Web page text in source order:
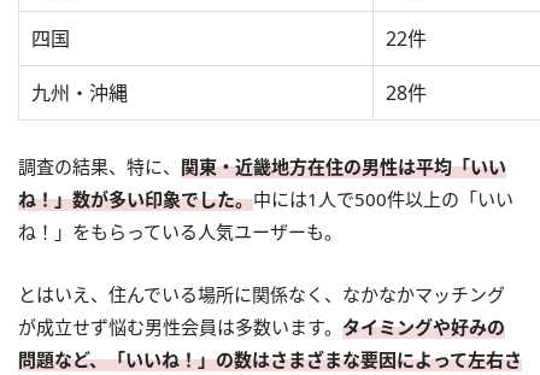
四国 22件
九州・沖縄 28件
調査の結果、特に、 関東・近畿地方在住の男性は平均「いい
ね！」数が多い印象でした。中には1人で500件以上の「いい
ね！」をもらっている人気ユーザーも。
とはいえ、住んでいる場所に関係なく、なかなかマッチング
が成立せず悩む男性会員は多数います。 タイミングや好みの
問題など、「いいね！」の数はさまざまな要因によって左右さ